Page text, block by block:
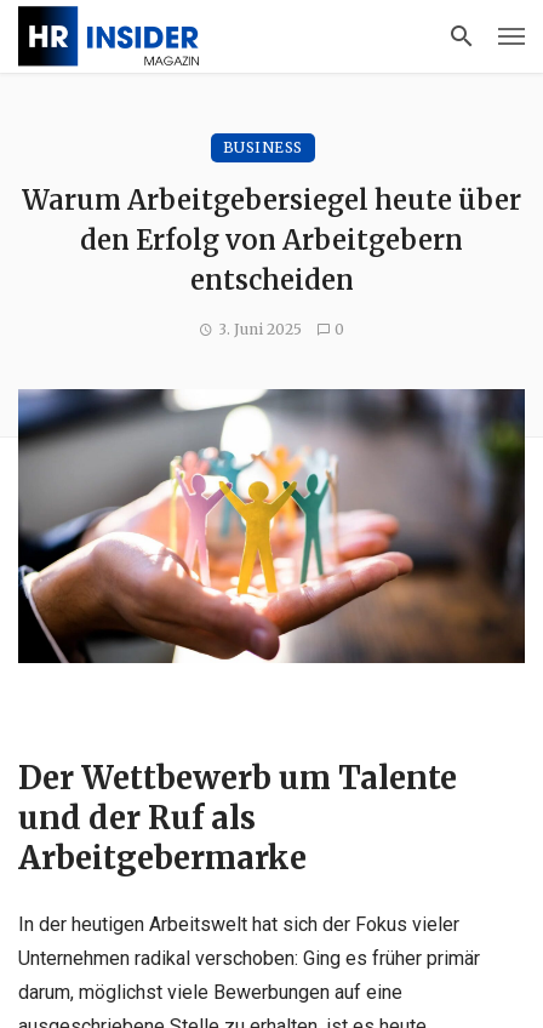
BUSINESS
Warum Arbeitgebersiegel heute über
den Erfolg von Arbeitgebern
entscheiden
3. Juni 2025 0
Der Wettbewerb um Talente
und der Ruf als
Arbeitgebermarke
In der heutigen Arbeitswelt hat sich der Fokus vieler
Unternehmen radikal verschoben: Ging es früher primär
darum, möglichst viele Bewerbungen auf eine